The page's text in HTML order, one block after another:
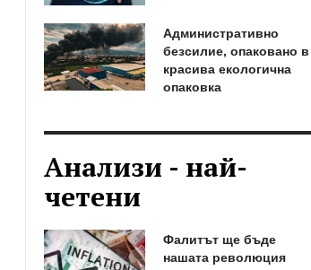
Административно
безсилие, опаковано в
красива екологична
опаковка
Анализи - най-
четени
Фалитът ще бъде
нашата революция